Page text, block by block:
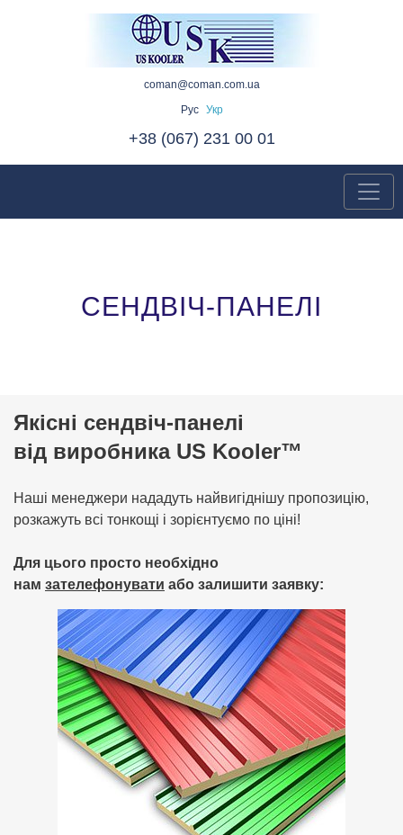
coman@coman.com.ua
Рус
Укр
+38 (067) 231 00 01
СЕНДВІЧ-ПАНЕЛІ
Якісні сендвіч-панелі
від виробника US Kooler™
Наші менеджери нададуть найвигіднішу пропозицію,
розкажуть всі тонкощі і зорієнтуємо по ціні!
Для цього просто необхідно
нам зателефонувати або залишити заявку: